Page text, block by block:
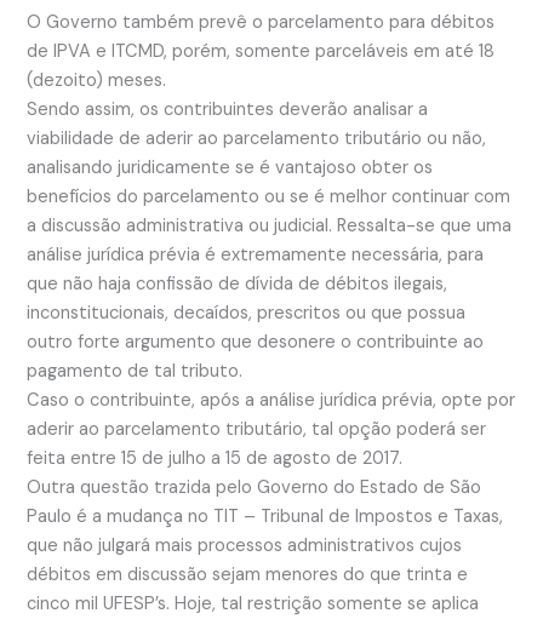
O Governo também prevê o parcelamento para débitos
de IPVA e ITCMD, porém, somente parceláveis em até 18
(dezoito) meses.
Sendo assim, os contribuintes deverão analisar a
viabilidade de aderir ao parcelamento tributário ou não,
analisando juridicamente se é vantajoso obter os
benefícios do parcelamento ou se é melhor continuar com
a discussão administrativa ou judicial. Ressalta-se que uma
análise jurídica prévia é extremamente necessária, para
que não haja confissão de dívida de débitos ilegais,
inconstitucionais, decaídos, prescritos ou que possua
outro forte argumento que desonere o contribuinte ao
pagamento de tal tributo.
Caso o contribuinte, após a análise jurídica prévia, opte por
aderir ao parcelamento tributário, tal opção poderá ser
feita entre 15 de julho a 15 de agosto de 2017.
Outra questão trazida pelo Governo do Estado de São
Paulo é a mudança no TIT – Tribunal de Impostos e Taxas,
que não julgará mais processos administrativos cujos
débitos em discussão sejam menores do que trinta e
cinco mil UFESP’s. Hoje, tal restrição somente se aplica